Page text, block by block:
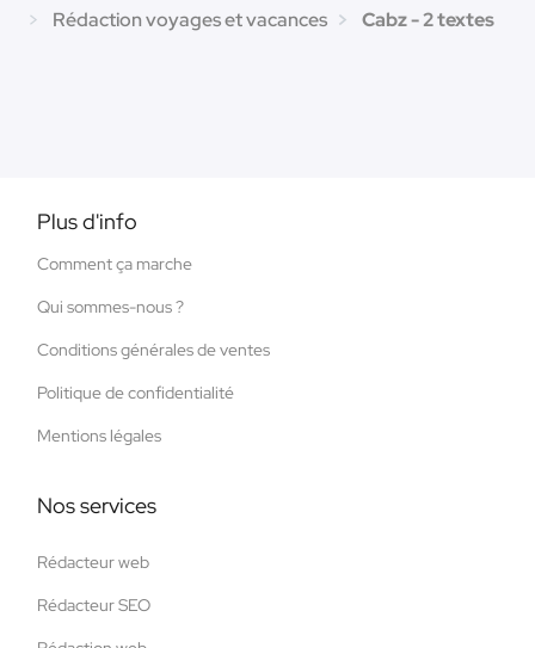
Rédaction voyages et vacances
Cabz - 2 textes
Plus d'info
Comment ça marche
Qui sommes-nous ?
Conditions générales de ventes
Politique de confidentialité
Mentions légales
Nos services
Rédacteur web
Rédacteur SEO